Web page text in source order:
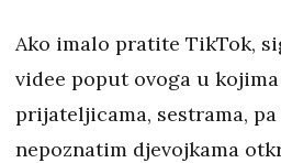
Ako imalo pratite TikTok,
videe poput ovoga u
prijateljicama, sestrama,
nepoznatim djevojkama